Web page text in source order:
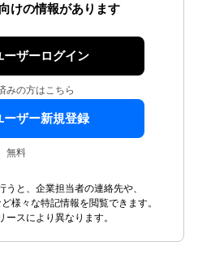
けの情報があります
ーザーログイン
みの方はこちら
ーザー新規登録
無料
うと、企業担当者の連絡先や、
様々な特記情報を閲覧できます。
スにより異なります。